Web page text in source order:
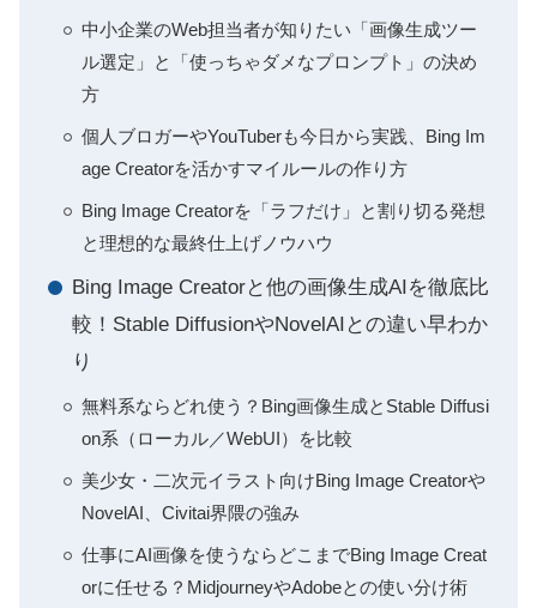
中小企業のWeb担当者が知りたい「画像生成ツー
ル選定」と「使っちゃダメなプロンプト」の決め
方
個人ブロガーやYouTuberも今日から実践、Bing Im
age Creatorを活かすマイルールの作り方
Bing Image Creatorを「ラフだけ」と割り切る発想
と理想的な最終仕上げノウハウ
Bing Image Creatorと他の画像生成AIを徹底比
較！Stable DiffusionやNovelAIとの違い早わか
り
無料系ならどれ使う？Bing画像生成とStable Diffusi
on系（ローカル／WebUI）を比較
美少女・二次元イラスト向けBing Image Creatorや
NovelAI、Civitai界隈の強み
仕事にAI画像を使うならどこまでBing Image Creat
orに任せる？MidjourneyやAdobeとの使い分け術